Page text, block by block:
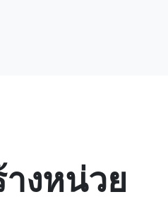
งหน่วย